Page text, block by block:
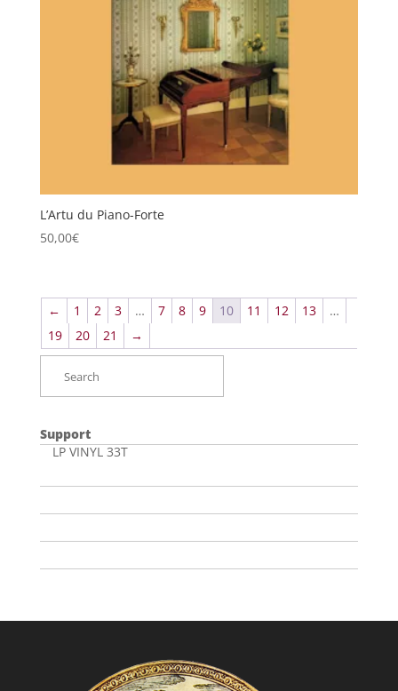
L’Artu du Piano-Forte
50,00€
← 1 2 3 … 7 8 9 10 11 12 13
…
19
20 21 →
Support
LP VINYL 33T